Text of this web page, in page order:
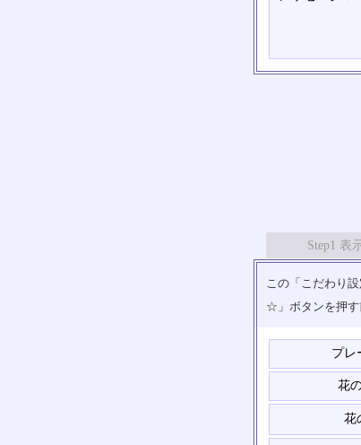
Step1 表
この「こだわり
☆」ボタンを押す
プレ
花
花